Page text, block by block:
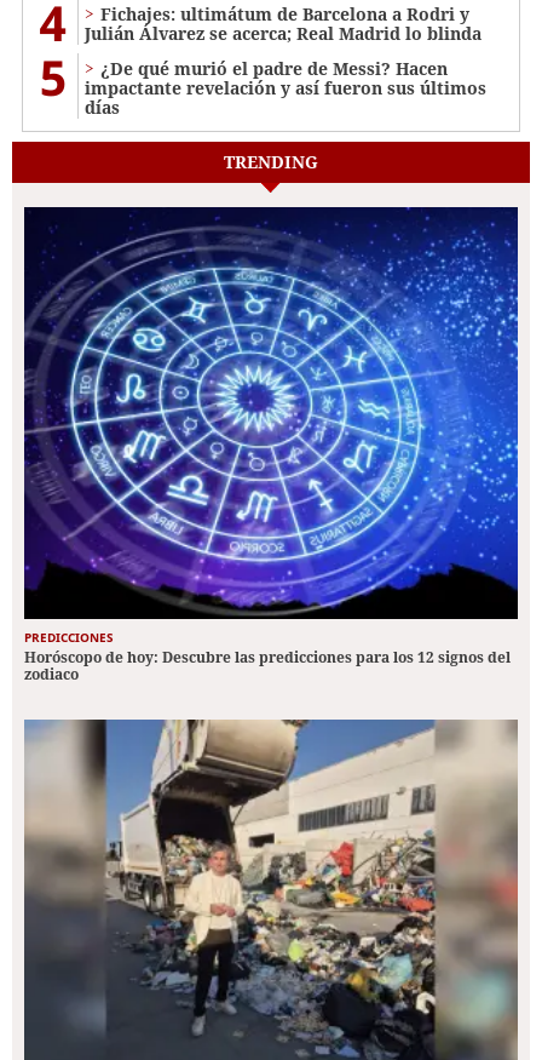
4
Fichajes: ultimátum de Barcelona a Rodri y
Julián Álvarez se acerca; Real Madrid lo blinda
5
¿De qué murió el padre de Messi? Hacen
impactante revelación y así fueron sus últimos
días
TRENDING
PREDICCIONES
Horóscopo de hoy: Descubre las predicciones para los 12 signos del
zodiaco